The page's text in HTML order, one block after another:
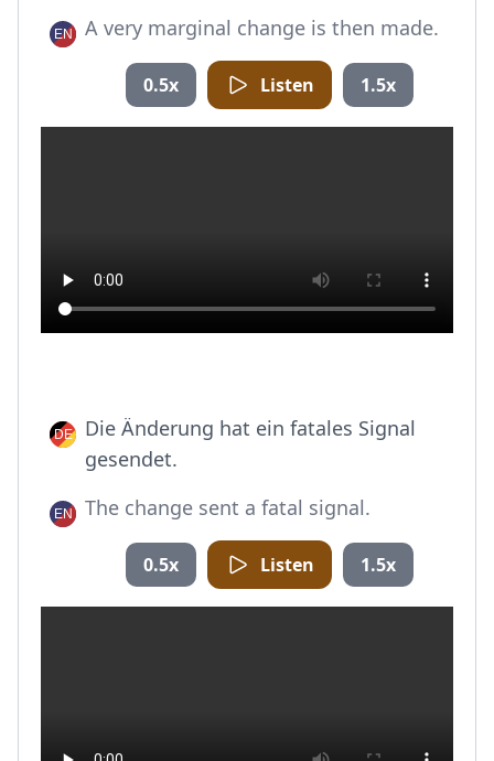
A very marginal change is then made.
0.5x Listen 1.5x
Die Änderung hat ein fatales Signal
gesendet.
The change sent a fatal signal.
0.5x Listen 1.5x